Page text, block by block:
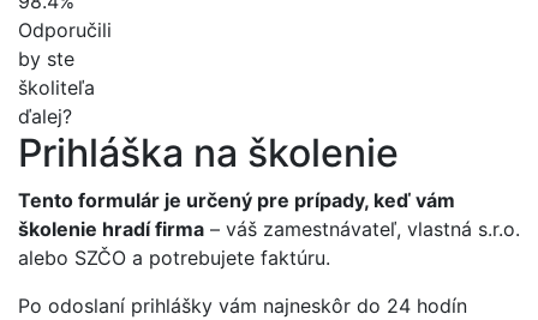
Odporučili
by ste
školiteľa
ďalej?
Prihláška na školenie
Tento formulár je určený pre prípady, keď vám
školenie hradí firma – váš zamestnávateľ, vlastná s.r.o.
alebo SZČO a potrebujete faktúru.
Po odoslaní prihlášky vám najneskôr do 24 hodín